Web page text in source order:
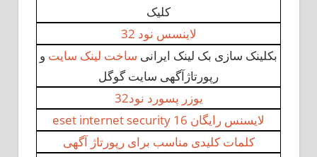
کلیک
لاینسس نود 32
بکلینک سازی بک لینک ایرانی ساخت لینک سایت و
رپورتاژآگهی سایت گوگل
یوزر پسورد نود32
لایسنس رایگان eset internet security 16
کلمات کلیدی مناسب برای رپورتاژ آگهی